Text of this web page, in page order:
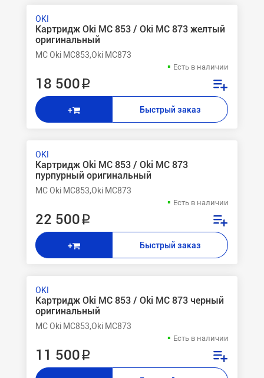
OKI
Картридж Oki MC 853 / Oki MC 873 желтый
оригинальный
MC Oki MC853,Oki MC873
Есть в наличии
18 500 ₽
+ Быстрый заказ
OKI
Картридж Oki MC 853 / Oki MC 873
пурпурный оригинальный
MC Oki MC853,Oki MC873
Есть в наличии
22 500 ₽
+ Быстрый заказ
OKI
Картридж Oki MC 853 / Oki MC 873 черный
оригинальный
MC Oki MC853,Oki MC873
Есть в наличии
11 500 ₽